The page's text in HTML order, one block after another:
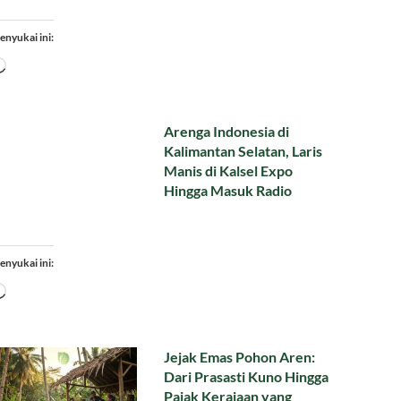
ini:
Memuat...
Arenga Indonesia di
Kalimantan Selatan, Laris
Manis di Kalsel Expo
Hingga Masuk Radio
ini:
Memuat...
Jejak Emas Pohon Aren:
Dari Prasasti Kuno Hingga
Pajak Kerajaan yang